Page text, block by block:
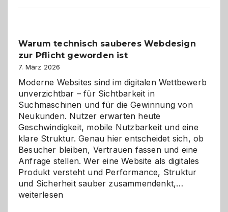
den
Logikrätseln
Warum technisch sauberes Webdesign
zur Pflicht geworden ist
7. März 2026
Moderne Websites sind im digitalen Wettbewerb
unverzichtbar – für Sichtbarkeit in
Suchmaschinen und für die Gewinnung von
Neukunden. Nutzer erwarten heute
Geschwindigkeit, mobile Nutzbarkeit und eine
klare Struktur. Genau hier entscheidet sich, ob
Besucher bleiben, Vertrauen fassen und eine
Anfrage stellen. Wer eine Website als digitales
Produkt versteht und Performance, Struktur
und Sicherheit sauber zusammendenkt,…
weiterlesen